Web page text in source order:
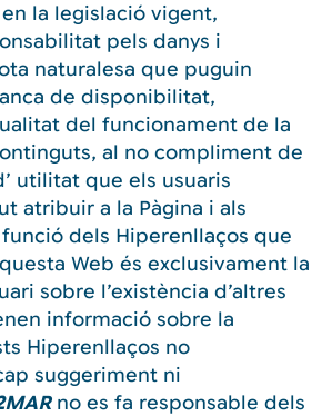
la legislació vigent,
pels danys i
naturalesa que puguin
de disponibilitat,
del funcionament de la
al no compliment de
utilitat que els usuaris
atribuir a la Pàgina i als
dels Hiperenllaços que
Web és exclusivament la
sobre l’existència d’altres
informació sobre la
Hiperenllaços no
suggeriment ni
no es fa responsable dels